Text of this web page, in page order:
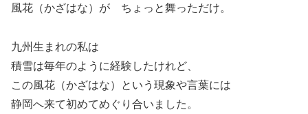
風花（かざはな）が ちょっと舞っただけ。
九州生まれの私は
積雪は毎年のように経験したけれど、
この風花（かざはな）という現象や言葉には
静岡へ来て初めてめぐり合いました。